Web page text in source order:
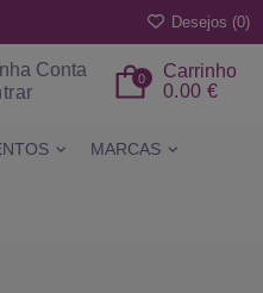
Desejos (0)
Conta
Carrinho
0
0.00 €
MARCAS